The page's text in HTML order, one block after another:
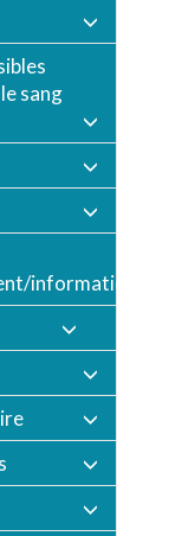
sang
informations/